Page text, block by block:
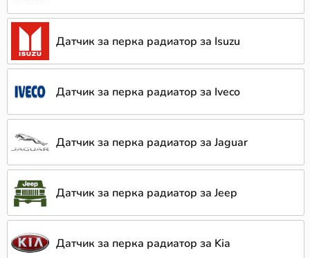
Датчик за перка радиатор за Isuzu
Датчик за перка радиатор за Iveco
Датчик за перка радиатор за Jaguar
Датчик за перка радиатор за Jeep
Датчик за перка радиатор за Kia